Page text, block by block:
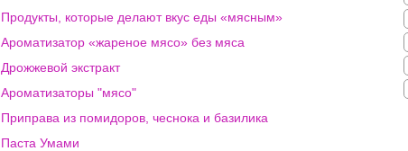
Продукты, которые делают вкус еды «мясным»
Ароматизатор «жареное мясо» без мяса
Дрожжевой экстракт
Ароматизаторы "мясо"
Приправа из помидоров, чеснока и базилика
Паста Умами